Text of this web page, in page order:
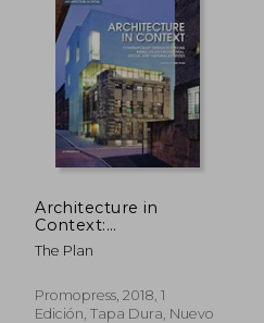
₡ 7.887
Architecture in
Context:
Contemporary
Design Solutions
Environmental, Social
and Cultural Identities
The Plan
Promopress, 2018, 1
Edición, Tapa Dura, Nuevo